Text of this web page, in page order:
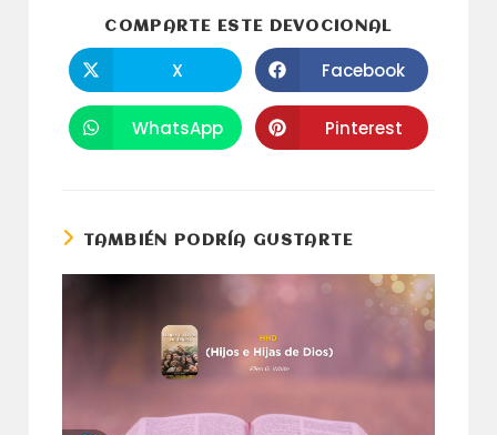
COMPARTE ESTE DEVOCIONAL
abre
en
una
nueva
ventana
X Se
abre
en
una
nueva
ventana
Facebook
Se
abre
WhatsApp Se
abre
Pinterest
TAMBIÉN PODRÍA GUSTARTE